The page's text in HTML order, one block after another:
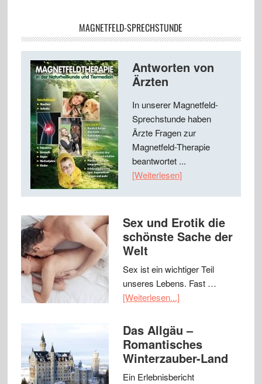
MAGNETFELD-SPRECHSTUNDE
Antworten von
Ärzten
In unserer Magnetfeld-
Sprechstunde haben
Ärzte Fragen zur
Magnetfeld-Therapie
beantwortet ...
[Weiterlesen]
Sex und Erotik die
schönste Sache der
Welt
Sex ist ein wichtiger Teil
unseres Lebens. Fast …
[Weiterlesen...]
Das Allgäu –
Romantisches
Winterzauber-Land
Ein Erlebnisbericht